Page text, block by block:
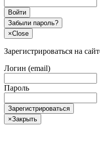
Войти
Забыли пароль?
×Close
Зарегистрироваться на
Логин (email)
Пароль
Зарегистрироваться
×Закрыть